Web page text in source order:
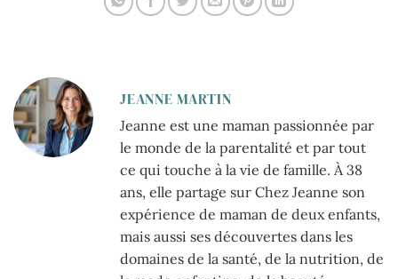
JEANNE MARTIN
Jeanne est une maman passionnée par
le monde de la parentalité et par tout
ce qui touche à la vie de famille. À 38
ans, elle partage sur Chez Jeanne son
expérience de maman de deux enfants,
mais aussi ses découvertes dans les
domaines de la santé, de la nutrition, de